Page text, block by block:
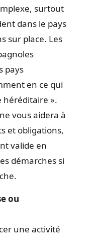
surtout
dans le pays
sur place. Les
pays
en ce qui
héréditaire ».
vous aidera à
et obligations,
valide en
démarches si
ou
une activité